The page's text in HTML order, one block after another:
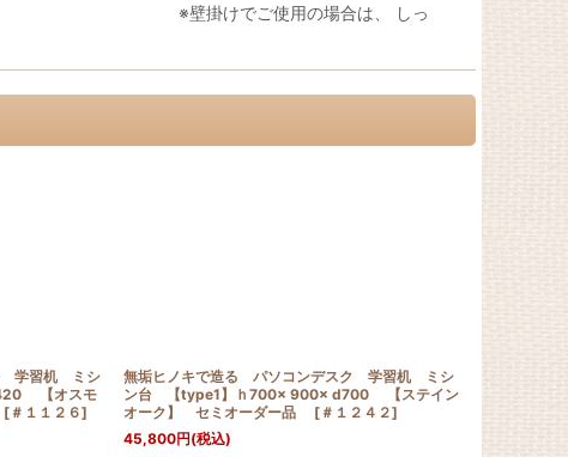
ただけます。 ※壁掛けでご使用の場合は、 しっ
学習机 ミシ
【オスモ
[ ＃１１２６]
無垢ヒノキで造る パソコンデスク 学習机 ミシ
ン台 【type1】ｈ700× 900× d700 【ステイン
オーク】 セミオーダー品
[ ＃１２４２]
45,800円(税込)